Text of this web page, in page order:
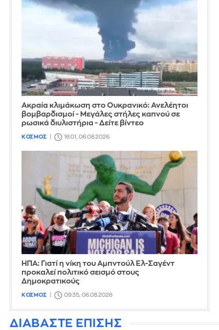
Ακραία κλιμάκωση στο Ουκρανικό: Ανελέητοι
βομβαρδισμοί - Μεγάλες στήλες καπνού σε
ρωσικά διυλιστήρια - Δείτε βίντεο
ΚΟΣΜΟΣ 16:01, 06.08.2026
ΗΠΑ: Γιατί η νίκη του Αμπντούλ Ελ-Σαγέντ
προκαλεί πολιτικό σεισμό στους
Δημοκρατικούς
ΚΟΣΜΟΣ 09:35, 06.08.2026
ΔΙΑΒΑΣΤΕ ΕΠΙΣΗΣ